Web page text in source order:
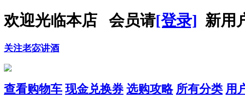
欢迎光临本店 会员请[登录] 新用
关注老宓讲酒
查看购物车 现金兑换券 选购攻略 所有分类 用